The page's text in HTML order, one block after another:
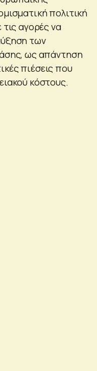
πολιτική
αγορές να
των
ως απάντηση
πιέσεις που
κόστους.